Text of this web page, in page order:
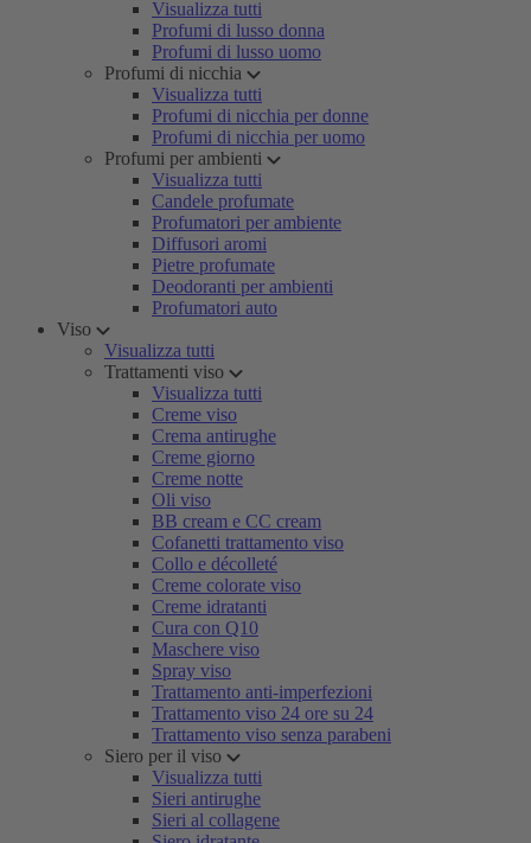
Visualizza tutti
Profumi di lusso donna
Profumi di lusso uomo
Profumi di nicchia
Visualizza tutti
Profumi di nicchia per donne
Profumi di nicchia per uomo
Profumi per ambienti
Visualizza tutti
Candele profumate
Profumatori per ambiente
Diffusori aromi
Pietre profumate
Deodoranti per ambienti
Profumatori auto
Viso
Visualizza tutti
Trattamenti viso
Visualizza tutti
Creme viso
Crema antirughe
Creme giorno
Creme notte
Oli viso
BB cream e CC cream
Cofanetti trattamento viso
Collo e décolleté
Creme colorate viso
Creme idratanti
Cura con Q10
Maschere viso
Spray viso
Trattamento anti-imperfezioni
Trattamento viso 24 ore su 24
Trattamento viso senza parabeni
Siero per il viso
Visualizza tutti
Sieri antirughe
Sieri al collagene